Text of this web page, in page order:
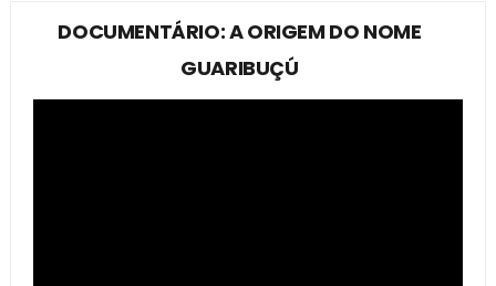
DOCUMENTÁRIO: A ORIGEM DO NOME
GUARIBUÇÚ